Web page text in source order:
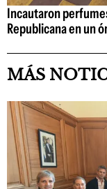
Incautaron
Republicana en un
MÁS